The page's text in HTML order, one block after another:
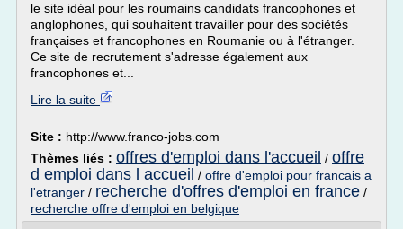
le site idéal pour les roumains candidats francophones et
anglophones, qui souhaitent travailler pour des sociétés
françaises et francophones en Roumanie ou à l'étranger.
Ce site de recrutement s'adresse également aux
francophones et...
Lire la suite
Site : http://www.franco-jobs.com
Thèmes liés : offres d'emploi dans l'accueil / offre
d emploi dans l accueil / offre d'emploi pour francais a
l'etranger / recherche d'offres d'emploi en france /
recherche offre d'emploi en belgique